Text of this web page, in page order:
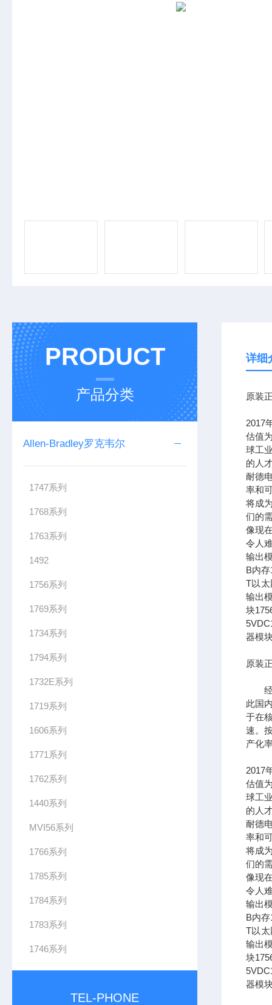
PRODUCT
产品分类
Allen-Bradley罗克韦尔
1747系列
1768系列
1763系列
1492
1756系列
1769系列
1734系列
1794系列
1732E系列
1719系列
1606系列
1771系列
1762系列
1440系列
MVI56系列
1766系列
1785系列
1784系列
1783系列
1746系列
TEL-PHONE
详细
原装
2017
估值
球工
的人
耐德
率和
将成
们的
像现
令人
输出
B内
T以太
输出
块
器模
原装
经过
此国
于在
速。
产化
2017
估值
球工
的人
耐德
率和
将成
们的
像现
令人
输出
B内
T以太
输出
块
器模